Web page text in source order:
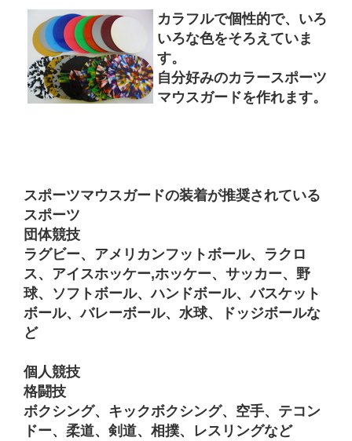
カラフルで個性的で、いろ
いろな色をそろえていま
す。
自分好みのカラースポーツ
マウスガードを作れます。
スポーツマウスガードの装着が推奨されている
スポーツ
団体競技
ラグビー、アメリカンフットボール、ラクロ
ス、アイスホッケー,ホッケー、サッカー、野
球、ソフトボール、ハンドボール、バスケット
ボール、バレーボール、水球、ドッジボールな
ど
個人競技
格闘技
ボクシング、キックボクシング、空手、テコン
ドー、柔道、剣道、相撲、レスリングなど